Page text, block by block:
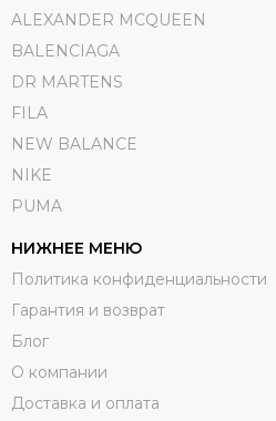
ALEXANDER MCQUEEN
BALENCIAGA
DR MARTENS
FILA
NEW BALANCE
NIKE
PUMA
НИЖНЕЕ МЕНЮ
Политика конфиденциальности
Гарантия и возврат
Блог
О компании
Доставка и оплата